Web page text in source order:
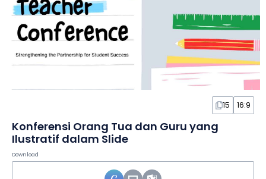
15 16:9
Konferensi Orang Tua dan Guru yang
Ilustratif dalam Slide
Download